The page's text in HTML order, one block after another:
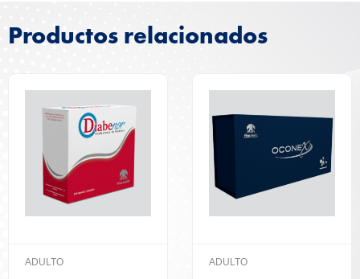
Productos relacionados
ADULTO ADULTO